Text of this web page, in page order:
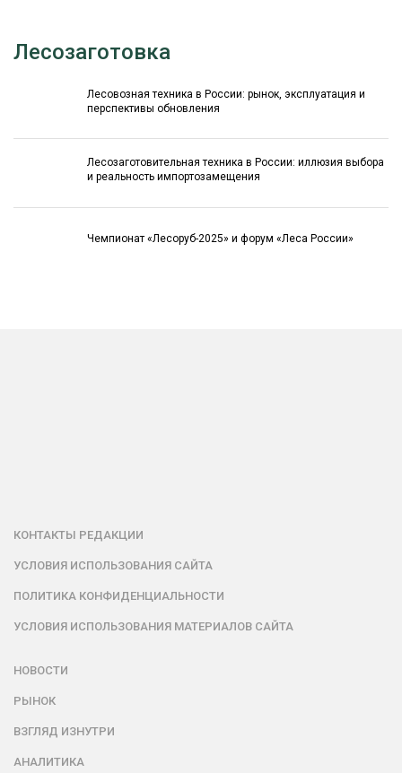
Лесозаготовка
Лесовозная техника в России: рынок, эксплуатация и
перспективы обновления
Лесозаготовительная техника в России: иллюзия выбора
и реальность импортозамещения
Чемпионат «Лесоруб-2025» и форум «Леса России»
КОНТАКТЫ РЕДАКЦИИ
УСЛОВИЯ ИСПОЛЬЗОВАНИЯ САЙТА
ПОЛИТИКА КОНФИДЕНЦИАЛЬНОСТИ
УСЛОВИЯ ИСПОЛЬЗОВАНИЯ МАТЕРИАЛОВ САЙТА
НОВОСТИ
РЫНОК
ВЗГЛЯД ИЗНУТРИ
АНАЛИТИКА